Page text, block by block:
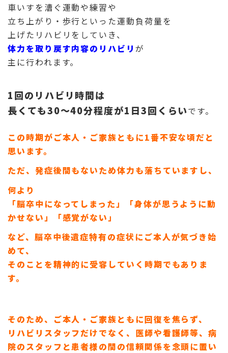
車いすを漕ぐ運動や練習や
立ち上がり・歩行といった運動負荷量を
上げたリハビリをしていき、
体力を取り戻す内容のリハビリ が
主に行われます。
1回のリハビリ時間は
長くても30～40分程度が1日3回くらいです。
この時期がご本人・ご家族ともに1番不安な頃だと
思います。
ただ、発症後間もないため体力も落ちていますし、
何より
「脳卒中になってしまった」「身体が思うように動
かせない」「感覚がない」
など、脳卒中後遺症特有の症状にご本人が気づき始
めて、
そのことを精神的に受容していく時期でもありま
す。
そのため、ご本人・ご家族ともに回復を焦らず、
リハビリスタッフだけでなく、医師や看護師等、病
院のスタッフと患者様の間の信頼関係を念頭に置い